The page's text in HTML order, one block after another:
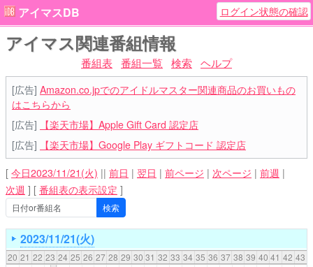
アイマスDB ログイン状態の確認
アイマス関連番組情報
番組表 番組一覧 検索 ヘルプ
[広告] Amazon.co.jpでのアイドルマスター関連商品のお買いもの
はこちらから
[広告]
【楽天市場】Apple Gift Card 認定店
[広告]
【楽天市場】Google Play ギフトコード 認定店
[ 今日2023/11/21(火) || 前日 | 翌日 | 前ページ | 次ページ | 前週 |
次週 ] [ 番組表の表示設定 ]
2023/11/21(火)
20 21 22 23 24 25 26 27 28 29 30 31 32 33 34 35 36 37 38 39 40 41 42 43